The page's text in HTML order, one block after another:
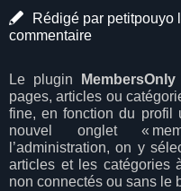
Rédigé par petitpouyo
commentaire
Le plugin MembersOnly
pages, articles ou
fine, en fonction du profil
nouvel onglet «
l’administration, on y
articles et les catégories
non connectés ou sans le